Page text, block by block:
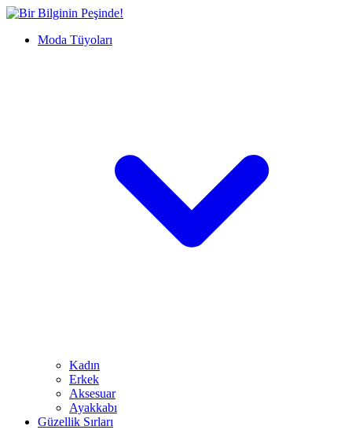
İçeriğe
Bir
Peşinde!Moda Tüyoları
Kadın
Erkek
Aksesuar
Ayakkabı
Güzellik Sırları